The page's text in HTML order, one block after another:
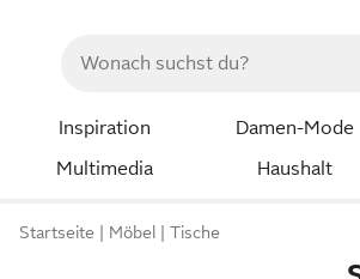
Inspiration Damen-Mode
Multimedia
Haushalt
Startseite Möbel Tische